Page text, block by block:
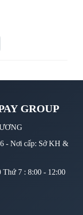
GROUP
- Nơi cấp: Sở KH &
7 : 8:00 - 12:00